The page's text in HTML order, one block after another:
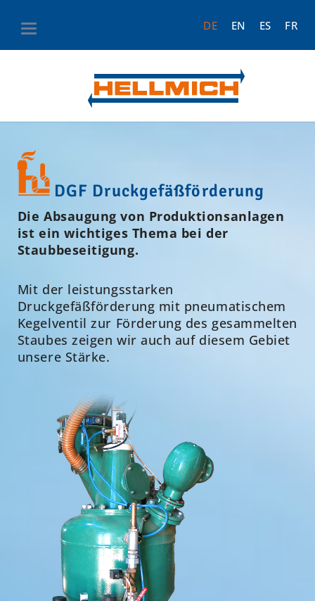
DE EN ES FR
DGF Druckgefäßförderung
Die Absaugung von Produktionsanlagen
ist ein wichtiges Thema bei der
Staubbeseitigung.
Mit der leistungsstarken
Druckgefäßförderung mit pneumatischem
Kegelventil zur Förderung des gesammelten
Staubes zeigen wir auch auf diesem Gebiet
unsere Stärke.